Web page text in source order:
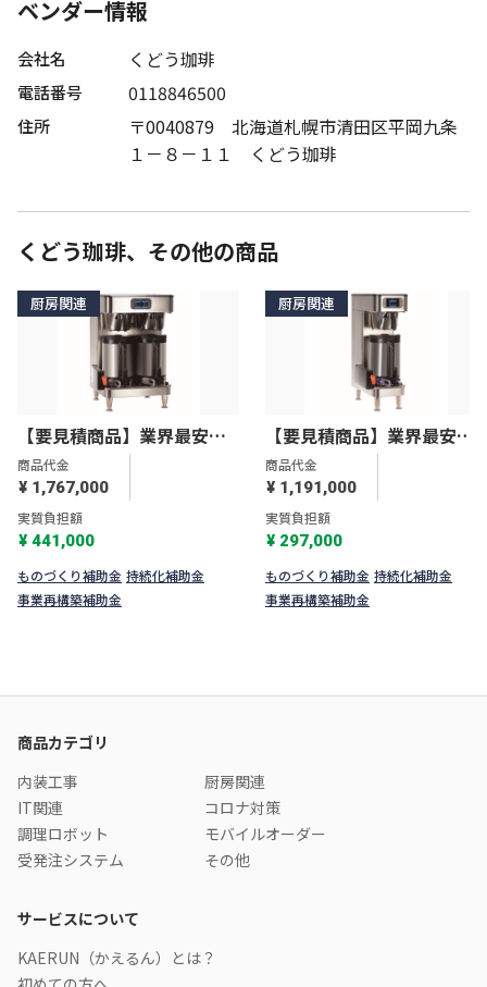
ベンダー情報
会社名 くどう珈琲
電話番号 0118846500
住所
〒0040879 北海道札幌市清田区平岡九条
１－８－１１ くどう珈琲
くどう珈琲、その他の商品
厨房関連
【要見積商品】業界最安
値！！BUNN ICB SHツイン
Platinum Edition
商品代金
¥ 1,767,000
実質負担額
¥ 441,000
ものづくり補助金 持続化補助金
事業再構築補助金
厨房関連
【要見積商品】業界最安
値！！BUNN ICB SHシング
ルPlatinum Edition
商品代金
¥ 1,191,000
実質負担額
¥ 297,000
ものづくり補助金 持続化補助金
事業再構築補助金
商品カテゴリ
内装工事
厨房関連
IT関連
コロナ対策
調理ロボット
モバイルオーダー
受発注システム
その他
サービスについて
KAERUN（かえるん）とは？